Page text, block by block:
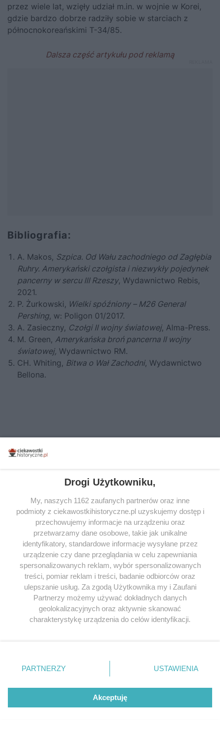
przez wiele lat, wzięły udział m.in. w wojnie w Korei,
gdzie bardzo dobrze radziły sobie w starciach z
północnokoreańskimi T-34/85.
Bibliografia:
A. Makos, Szpica. Od Wału zachodniego od Zagłębia
Ruhry. Amerykański czołgista i niezwykły pojedynek
pancerny w sercu III Rzeszy, Wydawnictwo Rebis,
2021.
P. Żurkowski, Wielki spóźniony – M26 General
Pershing, w: Poligon 01/2017.
A. Zasieczny, Czołgi II wojny światowej, Alma-Press.
M. Green, Amerykańska broń pancerna II wojny
światowej, Wydawnictwo RM.
CH. Whiting, Bitwa o Wał Zachodni, Wydawnictwo
Bellona.
Drogi Użytkowniku,
My, naszych 1162 zaufanych partnerów oraz inne
podmioty z ciekawostkihistoryczne.pl uzyskujemy dostęp i
przechowujemy informacje na urządzeniu oraz
przetwarzamy dane osobowe, takie jak unikalne
identyfikatory, standardowe informacje wysyłane przez
urządzenie czy dane przeglądania w celu zapewniania
spersonalizowanych reklam, wybór spersonalizowanych
treści, pomiar reklam i treści, badanie odbiorców oraz
ulepszanie usług. Za zgodą Użytkownika my i Zaufani
Partnerzy możemy używać dokładnych danych
geolokalizacyjnych oraz aktywnie skanować
charakterystykę urządzenia do celów identyfikacji.
zmienić/wycofać klikając przycisk ustawień prywatności
znajdujący się w lewym dolnym rogu strony
. Niektóre
użytkownika, ale masz prawo sprzeciwić się takiemu
przetwarzaniu. Preferencje będą miały zastosowania tylko
PARTNERZY USTAWIENIA
Akceptuję